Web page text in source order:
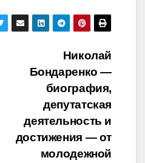
Николай
Бондаренко —
биография,
депутатская
деятельность и
достижения — от
молодежной